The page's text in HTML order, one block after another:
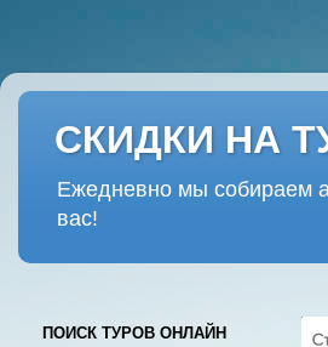
СКИДКИ НА
Ежедневно мы собираем
вас!
ПОИСК ТУРОВ ОНЛАЙН